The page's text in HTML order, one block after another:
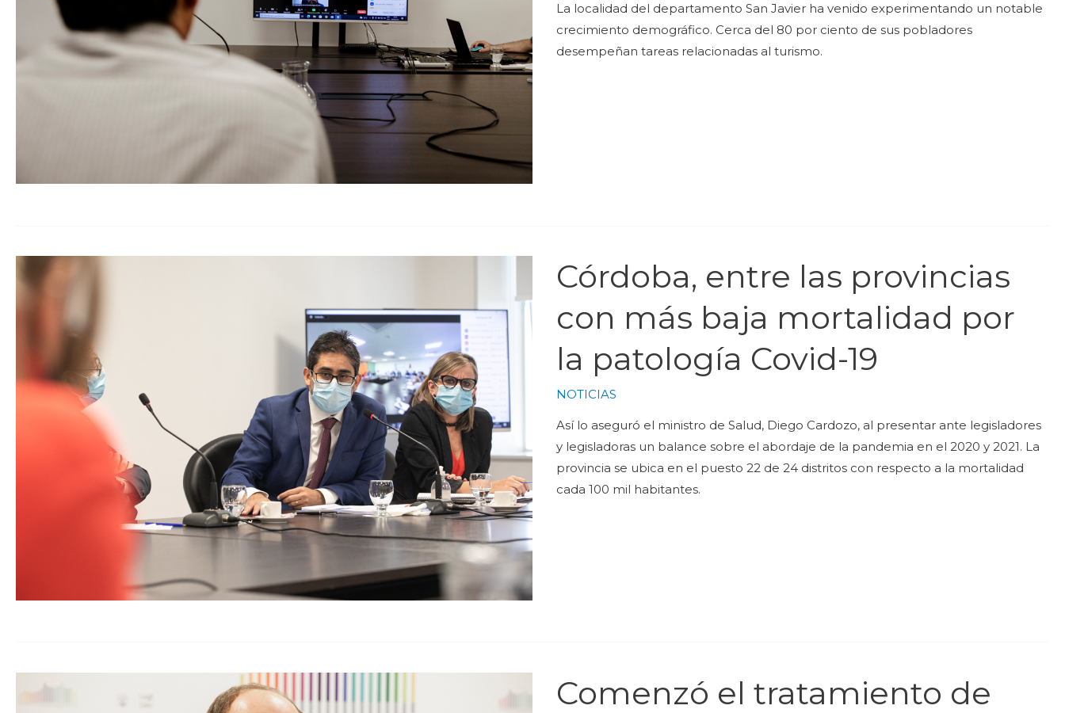
La localidad del departamento San Javier ha venido experimentando un notable
crecimiento demográfico. Cerca del 80 por ciento de sus pobladores
desempeñan tareas relacionadas al turismo.
Córdoba, entre las provincias
con más baja mortalidad por
la patología Covid-19
NOTICIAS
Así lo aseguró el ministro de Salud, Diego Cardozo, al presentar ante legisladores
y legisladoras un balance sobre el abordaje de la pandemia en el 2020 y 2021. La
provincia se ubica en el puesto 22 de 24 distritos con respecto a la mortalidad
cada 100 mil habitantes.
Comenzó el tratamiento de